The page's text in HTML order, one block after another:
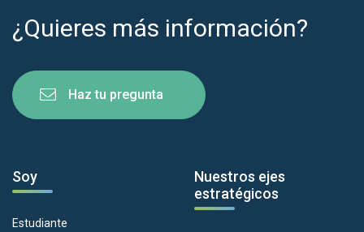
¿Quieres más información?
Haz tu pregunta
Soy
Estudiante
Nuestros ejes
estratégicos